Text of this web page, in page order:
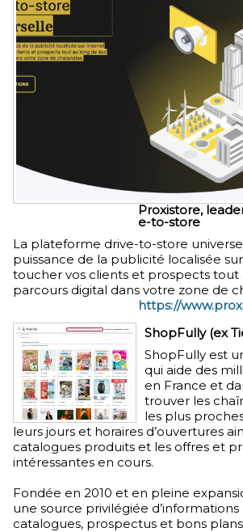
Proxistore,
e-to-store
La plateforme drive-to-store
puissance de la publicité localisée
toucher vos clients et prospects tout
parcours digital dans votre zone de
https://
ShopFully (ex
ShopFully est
qui aide des
en France et
trouver les
les plus
leurs jours et horaires d’ouvertures
catalogues produits et les offres et
intéressantes en cours.
Fondée en 2010 et en pleine
une source privilégiée
catalogues, prospectus et bons